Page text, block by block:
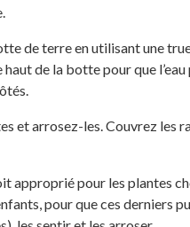
de terre en utilisant une
de la botte pour que
et arrosez-les. Couvrez les
approprié pour les plantes
pour que ces derniers